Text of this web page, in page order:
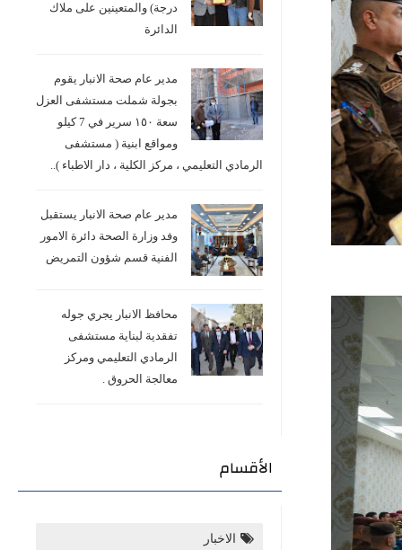
درجة) والمتعينين على ملاك
الدائرة
مدير عام صحة الانبار يقوم
بجولة شملت مستشفى العزل
سعة ١٥٠ سرير في 7 كيلو
ومواقع ابنية ( مستشفى
الرمادي التعليمي ، مركز الكلية ، دار الاطباء )..
مدير عام صحة الانبار يستقبل
وفد وزارة الصحة دائرة الامور
الفنية قسم شؤون التمريض
محافظ الانبار يجري جوله
تفقدية لبناية مستشفى
الرمادي التعليمي ومركز
معالجة الحروق .
الأقسام
الاخبار